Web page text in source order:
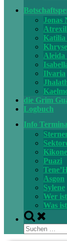
Jonas
Katilia
Aleida
Ilvaria
die Grim
Logbuch
Info
Puazi
Asgon
Sylene
Wer
Was
Toggle
search
form
Suchen
nach: